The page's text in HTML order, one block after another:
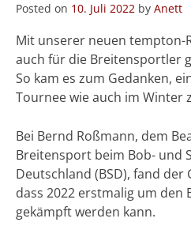
Posted on 10. Juli 2022 by Anett
Mit unserer neuen tempton-
auch für die Breitensportler
So kam es zum Gedanken,
Tournee wie auch im Winter
Bei Bernd Roßmann, dem
Breitensport beim Bob- und
Deutschland (BSD), fand der
dass 2022 erstmalig um den
gekämpft werden kann.